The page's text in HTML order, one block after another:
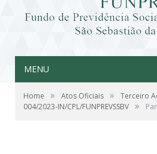
MENU
Home » Atos Oficiais »
Terceiro
004/2023-IN/CPL/FUNPREVSSBV »